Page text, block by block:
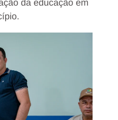
da educação em